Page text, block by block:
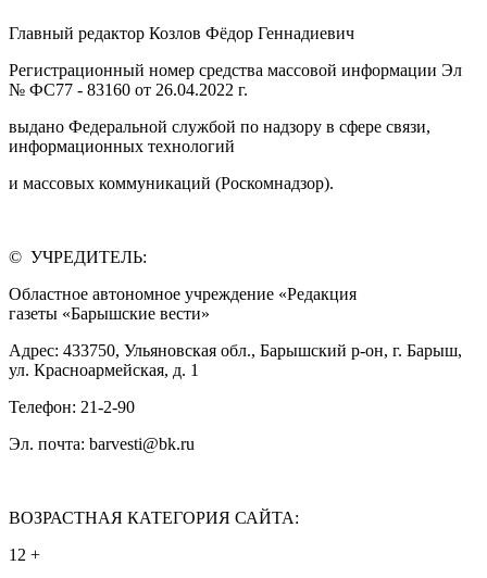
Главный редактор Козлов Фёдор Геннадиевич
Регистрационный номер средства массовой информации Эл
№ ФС77 - 83160 от 26.04.2022 г.
выдано Федеральной службой по надзору в сфере связи,
информационных технологий
и массовых коммуникаций (Роскомнадзор).
© УЧРЕДИТЕЛЬ:
Областное автономное учреждение «Редакция
газеты «Барышские вести»
Адрес: 433750, Ульяновская обл., Барышский р-он, г. Барыш,
ул. Красноармейская, д. 1
Телефон: 21-2-90
Эл. почта: barvesti@bk.ru
ВОЗРАСТНАЯ КАТЕГОРИЯ САЙТА:
12 +